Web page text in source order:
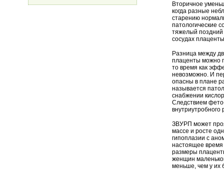
Вторичное
когда разные
старению
патологические
тяжелый поздний
сосудах
Разница между
плаценты можно
то время как
невозможно. И
опасны в плане
называется
снабжении
Следствием
ЗВУРП может
массе и росте
гипоплазии с
настоящее время
размеры
женщин
меньше, чем у их